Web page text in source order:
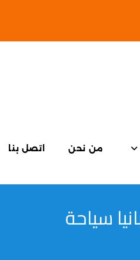
اتصل بنا من نحن